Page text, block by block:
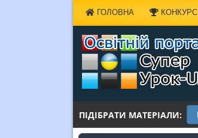
ГОЛОВНА КОНКУРС
ПІДІБРАТИ МАТЕРІАЛИ: